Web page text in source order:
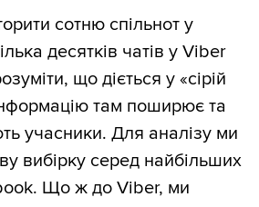
сотню спільнот у
десятків чатів у Viber
що діється у «сірій
там поширює та
учасники. Для аналізу ми
вибірку серед найбільших
Що ж до Viber, ми